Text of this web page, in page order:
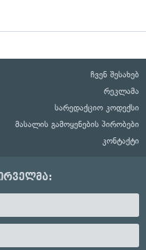
ჩვენ შესახებ
რეკლამა
სარედაქციო კოდექსი
მასალის გამოყენების პირობები
კონტაქტი